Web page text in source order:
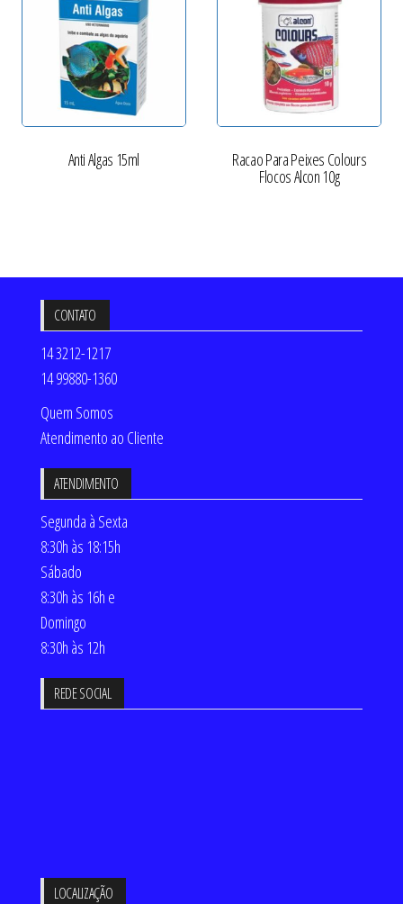
Anti Algas 15ml Racao Para Peixes Colours
Flocos Alcon 10g
CONTATO
14 3212-1217
14 99880-1360
Quem Somos
Atendimento ao Cliente
ATENDIMENTO
Segunda à Sexta
8:30h às 18:15h
Sábado
8:30h às 16h e
Domingo
8:30h às 12h
REDE SOCIAL
LOCALIZAÇÃO